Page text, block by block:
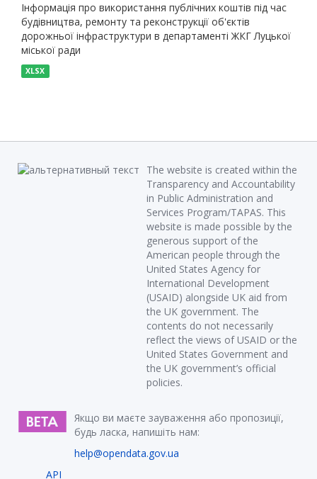
Інформація про використання публічних коштів під час
будівництва, ремонту та реконструкції об'єктів
дорожньої інфраструктури в департаменті ЖКГ Луцької
міської ради
XLSX
The website is created within the
Transparency and Accountability
in Public Administration and
Services Program/TAPAS. This
website is made possible by the
generous support of the
American people through the
United States Agency for
International Development
(USAID) alongside UK aid from
the UK government. The
contents do not necessarily
reflect the views of USAID or the
United States Government and
the UK government’s official
policies.
Якщо ви маєте зауваження або пропозиції,
будь ласка, напишіть нам:
help@opendata.gov.ua
API